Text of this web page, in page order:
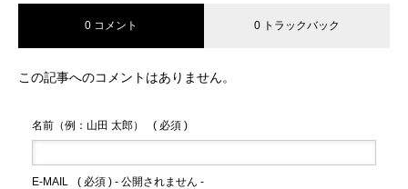
0 コメント 0 トラックバック
この記事へのコメントはありません。
名前（例：山田 太郎） ( 必須 )
E-MAIL ( 必須 ) - 公開されません -